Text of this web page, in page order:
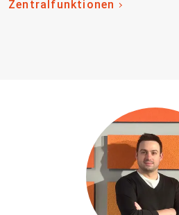
Zentralfunktionen